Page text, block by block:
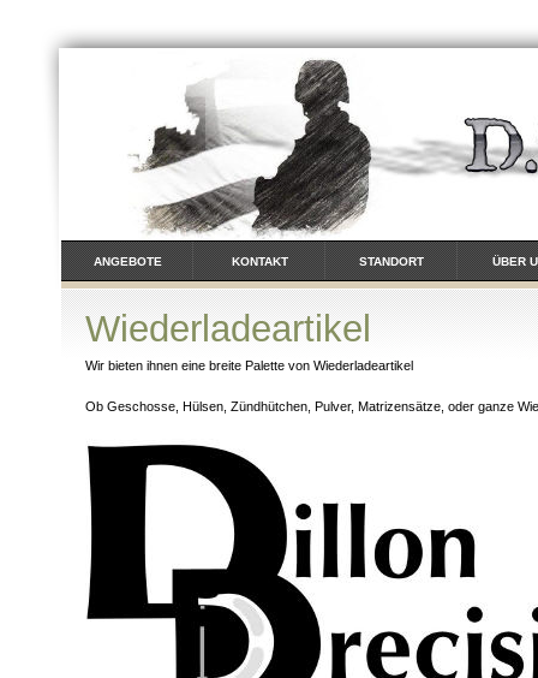
ANGEBOTE KONTAKT STANDORT ÜBER
Wiederladeartikel
Wir bieten ihnen eine breite Palette von Wiederladeartikel
Ob Geschosse, Hülsen, Zündhütchen, Pulver, Matrizensätze, oder ganze